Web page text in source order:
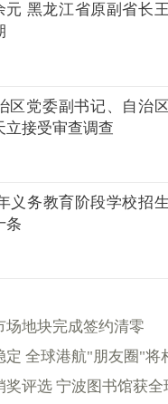
元 黑龙江省原副省长王
区党委副书记、自治区
立接受审查调查
义务教育阶段学校招生
条
场地块完成签约清零
定 全球港航"朋友圈"将
奖评选 宁波图书馆获全